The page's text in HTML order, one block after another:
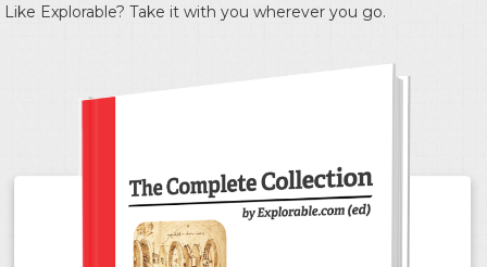
Like Explorable? Take it with you wherever you go.